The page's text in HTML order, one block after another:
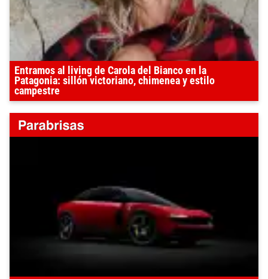
Entramos al living de Carola del Bianco en la
Patagonia: sillón victoriano, chimenea y estilo
campestre